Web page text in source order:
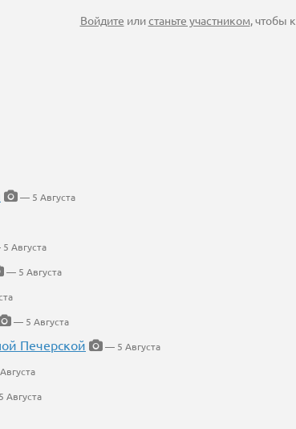
Войдите илистаньте участником, чтобы
— 5 Августа
Августа
— 5 Августа
— 5 Августа
Печерской
— 5 Августа
Августа